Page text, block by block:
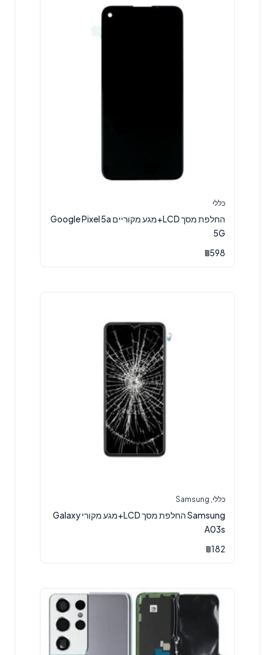
כללי
החלפת מסך LCD+מגע מקוריים Google Pixel 5a
5G
₪598
כללי Samsung
Samsung החלפת מסך LCD+מגע מקורי Galaxy
A03s
₪182